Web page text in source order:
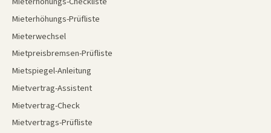
Mieterhöhungs-Prüfliste
Mieterwechsel
Mietpreisbremsen-Prüfliste
Mietspiegel-Anleitung
Mietvertrag-Assistent
Mietvertrag-Check
Mietvertrags-Prüfliste